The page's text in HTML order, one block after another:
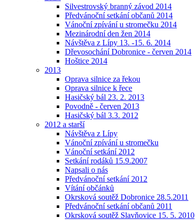
Silvestrovský branný závod 2014
Předvánoční setkání občanů 2014
Vánoční zpívání u stromečku 2014
Mezinárodní den žen 2014
Návštěva z Lípy 13. -15. 6. 2014
Dřevosochání Dobronice - červen 2014
Hoštice 2014
2013
Oprava silnice za řekou
Oprava silnice k řece
Hasičský bál 23. 2. 2013
Povodně - červen 2013
Hasičský bál 3.3. 2012
2012 a starší
Návštěva z Lípy
Vánoční zpívání u stromečku
Vánoční setkání 2012
Setkání rodáků 15.9.2007
Napsali o nás
Předvánoční setkání 2012
Vítání občánků
Okrsková soutěž Dobronice 28.5.2011
Předvánoční setkání občanů 2011
Okrsková soutěž Slavňovice 15. 5. 2010